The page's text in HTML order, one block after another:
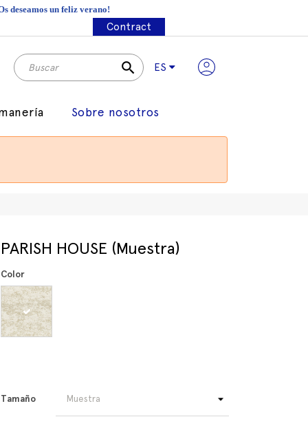
deseamos un feliz verano!
Contract
search ES
Sobre nosotros
PARISH HOUSE (Muestra)
Color
Tamaño